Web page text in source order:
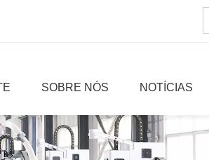
SOBRE NÓS NOTÍCIAS